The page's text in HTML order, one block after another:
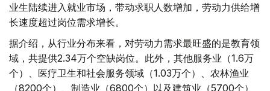
业生陆续进入就业市场，带动求职人数增加，劳动力供给增
长速度超过岗位需求增长。
据介绍，从行业分布来看，对劳动力需求最旺盛的是教育领
域，共提供2.34万个空缺岗位。此外，其他服务业（1.6万
个）、医疗卫生和社会服务领域（1.03万个）、农林渔业
（8200个）、制造业（6800个）以及建筑业（5700个）